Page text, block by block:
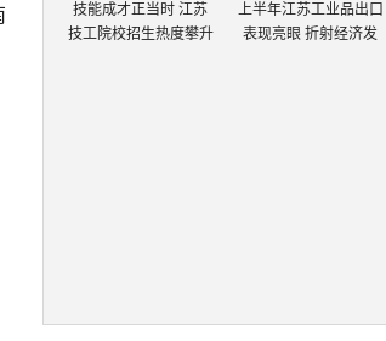
技能成才正当时 江苏
技工院校招生热度攀升
上半年江苏工业品出口
表现亮眼 折射经济发